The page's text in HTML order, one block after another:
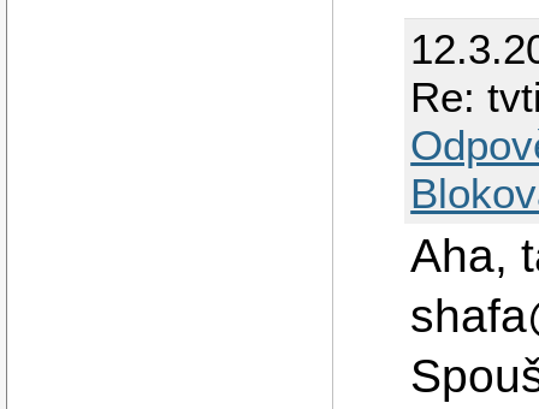
Re:
Aha,